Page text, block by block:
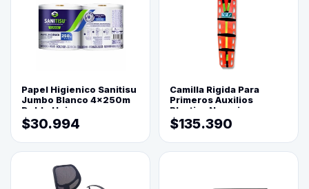
Papel Higienico Sanitisu
Jumbo Blanco 4x250m
Doble Hoja
$30.994
Camilla Rigida Para
Primeros Auxilios
Plastica Naranja
$135.390